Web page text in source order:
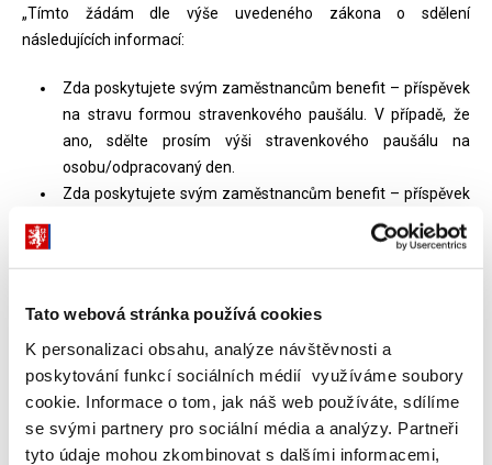
Tato webová stránka používá cookies
K personalizaci obsahu, analýze návštěvnosti a
poskytování funkcí sociálních médií využíváme soubory
cookie. Informace o tom, jak náš web používáte, sdílíme
se svými partnery pro sociální média a analýzy. Partneři
tyto údaje mohou zkombinovat s dalšími informacemi,
„Tímto žádám dle výše uvedeného zákona o sdělení
následujících informací:
Zda poskytujete svým zaměstnancům benefit – příspěvek
na stravu formou stravenkového paušálu. V případě, že
ano, sdělte prosím výši stravenkového paušálu na
osobu/odpracovaný den.
Zda poskytujete svým zaměstnancům benefit – příspěvek
na stravu formou stravenky. V případě, že ano, sdělte
prosím hodnotu stravenky, částku, kterou se podílíte jako
zaměstnavatel na této stravence a částku, kterou se podílí
Odpověď:
Dokumenty ke stažení